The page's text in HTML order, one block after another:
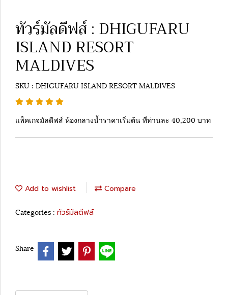
ทัวร์มัลดีฟส์ : DHIGUFARU
ISLAND RESORT
MALDIVES
SKU : DHIGUFARU ISLAND RESORT MALDIVES
แพ็คเกจมัลดีฟส์ ห้องกลางน้ำราคาเริ่มต้น ที่ท่านละ 40,200 บาท
Add to wishlist Compare
Categories : ทัวร์มัลดีฟส์
Share